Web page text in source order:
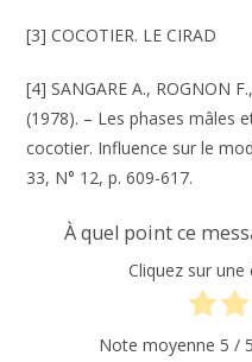
[3] COCOTIER. LE CIRAD
[4] SANGAREA., ROGNON F.,
(1978). – Les phases mâles
cocotier. Influence sur le
33, N° 12,p.609-617.
À quel point ce
Cliquez sur
Note moyenne 5 /